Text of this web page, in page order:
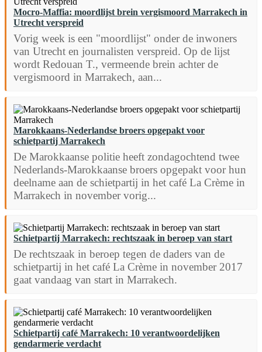
Mocro-Maffia: moordlijst brein vergismoord Marrakech in
Utrecht verspreid
Vorig week is een "moordlijst" onder de inwoners
van Utrecht en journalisten verspreid. Op de lijst
wordt Redouan T., vermeende brein achter de
vergismoord in Marrakech, aan...
Marokkaans-Nederlandse broers opgepakt voor
schietpartij Marrakech
De Marokkaanse politie heeft zondagochtend twee
Nederlands-Marokkaanse broers opgepakt voor hun
deelname aan de schietpartij in het café La Crème in
Marrakech in november vorig...
Schietpartij Marrakech: rechtszaak in beroep van start
De rechtszaak in beroep tegen de daders van de
schietpartij in het café La Crème in november 2017
gaat vandaag van start in Marrakech.
Schietpartij café Marrakech: 10 verantwoordelijken
gendarmerie verdacht